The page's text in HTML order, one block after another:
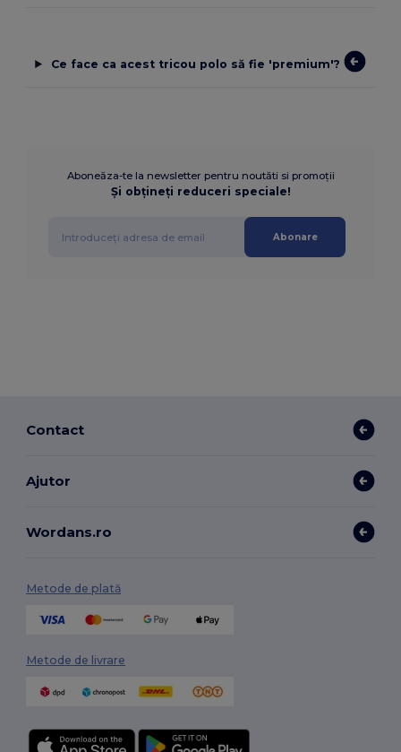
Ce face ca acest tricou polo să fie 'premium'?
Aboneăza-te la newsletter pentru noutăti si promoții
Și obțineți reduceri speciale!
Abonare
Contact
Ajutor
Wordans.ro
Metode de plată
Metode de livrare